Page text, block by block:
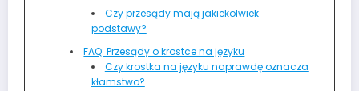
Czy przesądy mają jakiekolwiek
podstawy?
FAQ: Przesądy o krostce na języku
Czy krostka na języku naprawdę oznacza
kłamstwo?